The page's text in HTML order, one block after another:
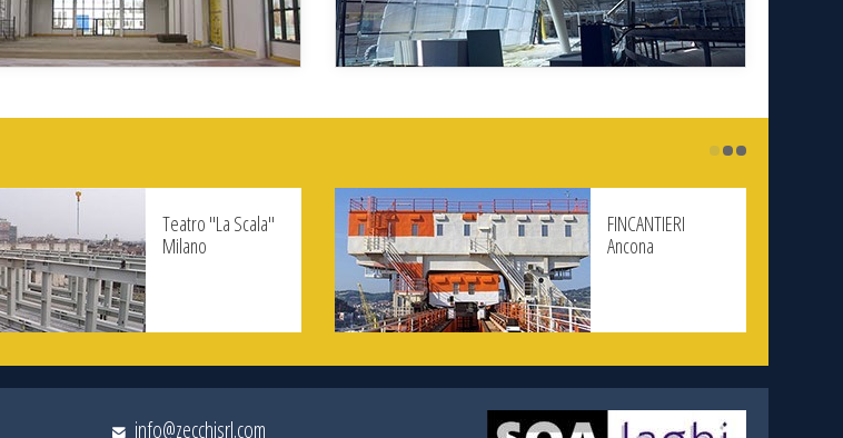
Teatro "La Scala"
Milano
FINCANTIERI
Ancona
info@zecchisrl.com